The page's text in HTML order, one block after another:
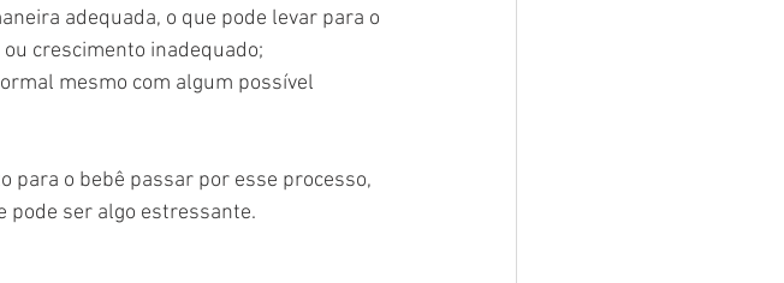
adequada, o que pode levar para o
crescimento inadequado;
mesmo com algum possível
para o bebê passar por esse processo,
pode ser algo estressante.